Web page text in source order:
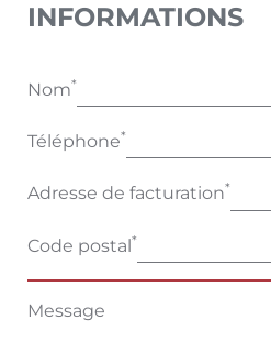
INFORMATIONS
Nom*
Téléphone*
Adresse de facturation*
Code postal *
Message